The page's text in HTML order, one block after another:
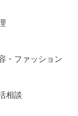
・ファッション
相談